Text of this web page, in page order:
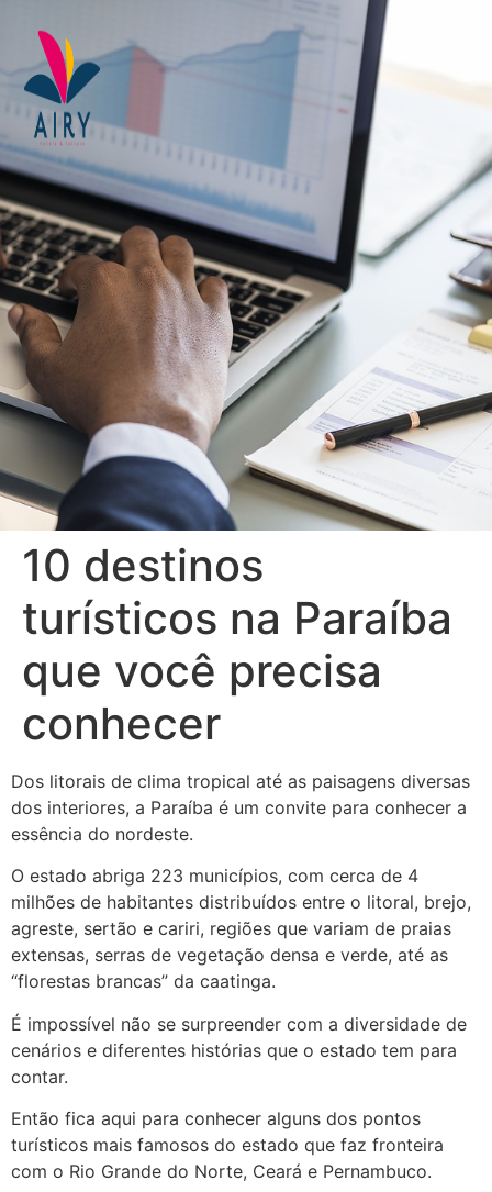
10 destinos
turísticos na Paraíba
que você precisa
conhecer
Dos litorais de clima tropical até as paisagens diversas
dos interiores, a Paraíba é um convite para conhecer a
essência do nordeste.
O estado abriga 223 municípios, com cerca de 4
milhões de habitantes distribuídos entre o litoral, brejo,
agreste, sertão e cariri, regiões que variam de praias
extensas, serras de vegetação densa e verde, até as
“florestas brancas” da caatinga.
É impossível não se surpreender com a diversidade de
cenários e diferentes histórias que o estado tem para
contar.
Então fica aqui para conhecer alguns dos pontos
turísticos mais famosos do estado que faz fronteira
com o Rio Grande do Norte, Ceará e Pernambuco.